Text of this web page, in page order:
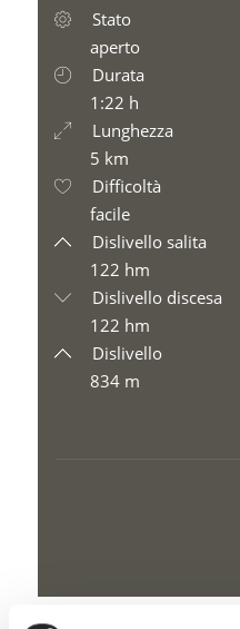
Stato
aperto
Durata
1:22 h
Lunghezza
5 km
Difficoltà
facile
Dislivello salita
122 hm
Dislivello discesa
122 hm
Dislivello
834 m